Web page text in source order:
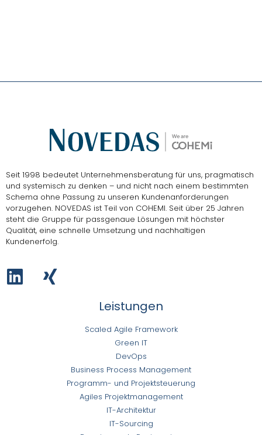
Seit 1998 bedeutet Unternehmensberatung für uns, pragmatisch
und systemisch zu denken – und nicht nach einem bestimmten
Schema ohne Passung zu unseren Kundenanforderungen
vorzugehen. NOVEDAS ist Teil von COHEMI. Seit über 25 Jahren
steht die Gruppe für passgenaue Lösungen mit höchster
Qualität, eine schnelle Umsetzung und nachhaltigen
Kundenerfolg.
Leistungen
Scaled Agile Framework
Green IT
DevOps
Business Process Management
Programm- und Projektsteuerung
Agiles Projektmanagement
IT-Architektur
IT-Sourcing